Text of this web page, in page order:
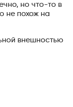
но что-то в
не похож на